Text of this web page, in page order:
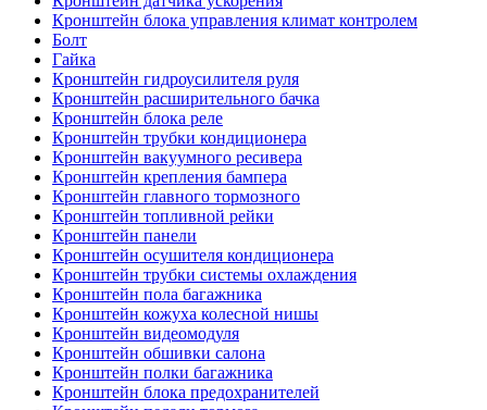
Кронштейн блока управления климат контролем
Болт
Гайка
Кронштейн гидроусилителя руля
Кронштейн расширительного бачка
Кронштейн блока реле
Кронштейн трубки кондиционера
Кронштейн вакуумного ресивера
Кронштейн крепления бампера
Кронштейн главного тормозного
Кронштейн топливной рейки
Кронштейн панели
Кронштейн осушителя кондиционера
Кронштейн трубки системы охлаждения
Кронштейн пола багажника
Кронштейн кожуха колесной нишы
Кронштейн видеомодуля
Кронштейн обшивки салона
Кронштейн полки багажника
Кронштейн блока предохранителей